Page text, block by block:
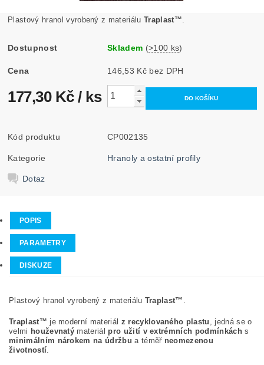
Plastový hranol vyrobený z materiálu Traplast™
Dostupnost Skladem (>100 ks)
Cena 146,53 Kč bez DPH
177,30 Kč/ ks
Kód produktu CP002135
Kategorie Hranoly a ostatní profily
Dotaz
POPIS
PARAMETRY
DISKUZE
Plastový hranol vyrobený z materiálu Traplast™ .
Traplast™ je moderní materiál z recyklovaného plastu , jedná se o
velmi houževnatý materiál pro užití v extrémních podmínkáchs
minimálním nárokem na údržbu a téměřneomezenou
životností.